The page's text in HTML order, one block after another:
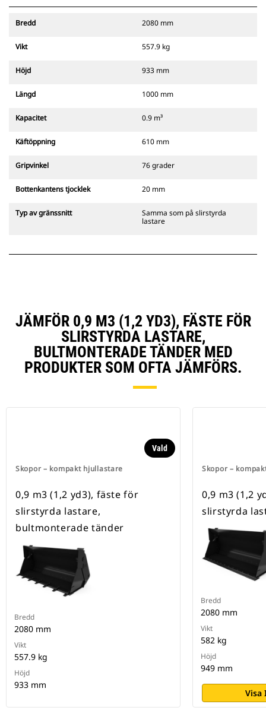
Bredd 2080 mm
Vikt 557.9 kg
Höjd 933 mm
Längd 1000 mm
Kapacitet 0.9 m³
Käftöppning 610 mm
Gripvinkel 76 grader
Bottenkantens tjocklek 20 mm
Typ av gränssnitt
Samma som på slirstyrda
lastare
JÄMFÖR 0,9 M3 (1,2 YD3), FÄSTE FÖR
SLIRSTYRDA LASTARE,
BULTMONTERADE TÄNDER MED
PRODUKTER SOM OFTA JÄMFÖRS.
Skopor – kompakt hjullastare
Vald
0,9 m3 (1,2 yd3), fäste för
slirstyrda lastare,
bultmonterade tänder
Bredd
2080 mm
Vikt
557.9 kg
Höjd
933 mm
Skopor –
0,9 m3 (1,2
slirstyrda
Bredd
2080 mm
Vikt
582 kg
Höjd
949 mm
Visa